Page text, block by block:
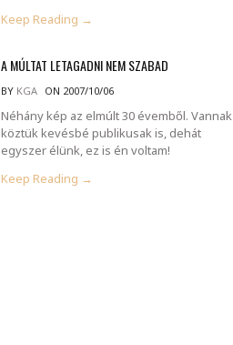
Keep Reading →
A MÚLTAT LETAGADNI NEM SZABAD
BY KGA ON 2007/10/06
Néhány kép az elmúlt 30 évemből. Vannak
köztük kevésbé publikusak is, dehát
egyszer élünk, ez is én voltam!
Keep Reading →